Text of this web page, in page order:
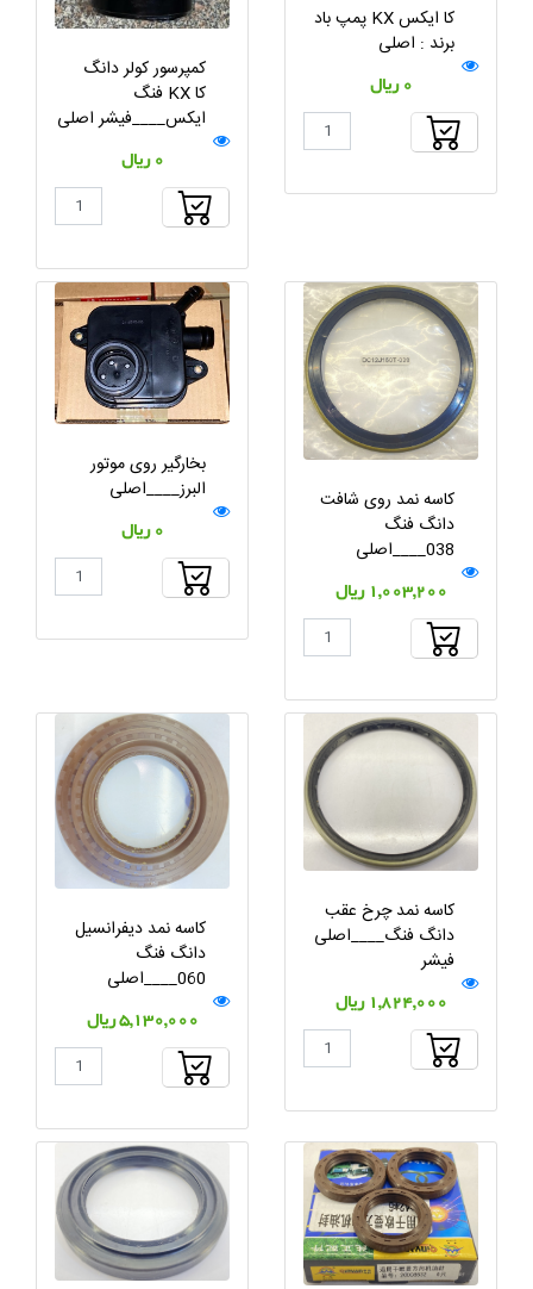
کمپرسور کولر دانگ
فنگ KX کا
ایکس____فیشر اصلی
0 ریال
پمپ باد KX کا ایکس
برند : اصلی
0 ریال
بخارگیر روی موتور
البرز____اصلی
0 ریال
کاسه نمد روی شافت
دانگ فنگ
038____اصلی
1,003,200 ریال
کاسه نمد دیفرانسیل
دانگ فنگ
060____اصلی
5,130,000 ریال
کاسه نمد چرخ عقب
دانگ فنگ____اصلی
فیشر
1,824,000 ریال